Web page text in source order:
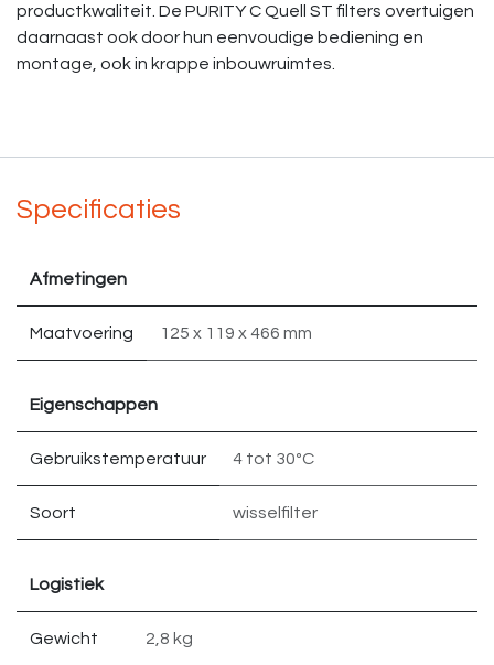
productkwaliteit. De PURITY C Quell ST filters overtuigen
daarnaast ook door hun eenvoudige bediening en
montage, ook in krappe inbouwruimtes.
Specificaties
Afmetingen
Maatvoering 125 x 119 x 466 mm
Eigenschappen
Gebruikstemperatuur 4 tot 30ºC
Soort wisselfilter
Logistiek
Gewicht 2,8 kg